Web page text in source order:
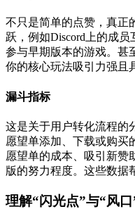
不只是简单的点赞，真正
跃，例如Discord上的成
参与早期版本的游戏。甚
你的核心玩法吸引力强且
漏斗指标
这是关于用户转化流程的
愿望单添加、下载或购买
愿望单的成本、吸引新赞
版的努力程度。这些数据
理解“闪光点”与“风口